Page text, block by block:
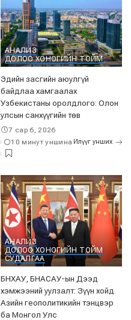
АНАЛИЗ
ДОЛОО ХОНОГИЙН ТОЙМ
Эдийн засгийн аюулгүй
байдлаа хамгаалах
Узбекистаны оролдлого: Олон
улсын санхүүгийн төв
7 сар 6, 2026
10 минут уншина Илүүг унших
АНАЛИЗ
ДОЛОО ХОНОГИЙН ТОЙМ
СУДАЛГАА
БНХАУ, БНАСАУ-ын Дээд
хэмжээний уулзалт: Зүүн хойд
Азийн геополитикийн тэнцвэр
ба Монгол Улс